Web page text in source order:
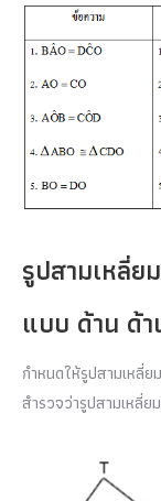
รูปสามเหลี่
แบบ ด้าน ด้
กำหนดให้รูปสามเหลี่
สำรวจว่ารูปสามเหลี่ย